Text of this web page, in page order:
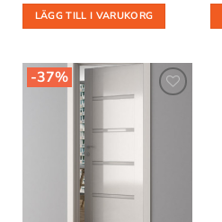
priset
var:
288 kr.
priset
är:
164 kr.
LÄGG TILL I VARUKORG
-37%